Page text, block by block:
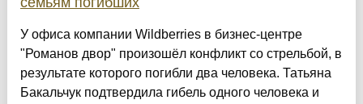
У офиса компании Wildberries в бизнес-центре
"Романов двор" произошёл конфликт со стрельбой, в
результате которого погибли два человека. Татьяна
Бакальчук подтвердила гибель одного человека и